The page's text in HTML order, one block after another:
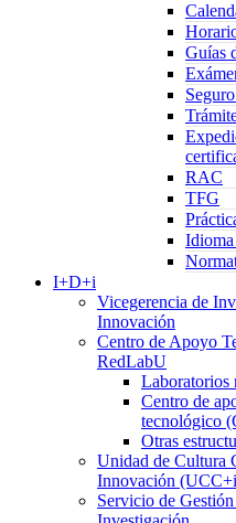
Guías
RAC
TFG
I+D+i
Vicegerencia de
Innovación
Centro de Apoyo
RedLabU
Laboratorios
Centro de
tecnológico
Otras
Unidad de Cultura
Innovación
Servicio de